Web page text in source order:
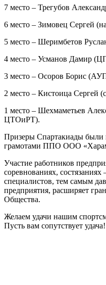
7 место – Трегубов
6 место – Зимовец Сергей
5 место – Шеримбетов
4 место – Усманов Дамир
3 место – Осоров Борис
2 место – Кистоица Сергей
1 место – Шехмаметьев
ЦТОиРТ).
Призеры Спартакиады были
грамотами ППО ООО
Участие работников
соревнованиях,
специалистов, тем самым
предприятия, расширяет
Общества.
Желаем удачи нашим
Пусть вам сопутствует